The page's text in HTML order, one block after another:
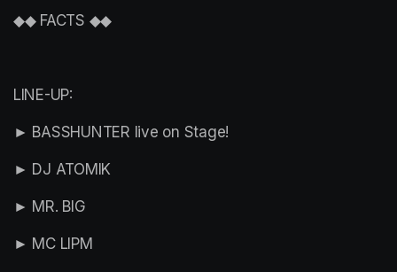
◆◆ FACTS ◆◆
LINE-UP:
► BASSHUNTER live on Stage!
► DJ ATOMIK
► MR. BIG
► MC LIPM